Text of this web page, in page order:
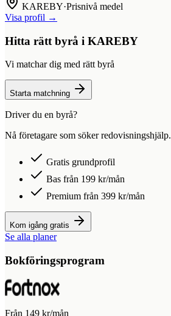
KAREBY·Prisnivå medel
Visa profil →
Hitta rätt byrå i KAREBY
Vi matchar dig med rätt byrå
Starta matchning
Driver du en byrå?
Nå företagare som söker redovisningshjälp.
Gratis grundprofil
Bas från 199 kr/mån
Premium från 399 kr/mån
Kom igång gratis
Se alla planer
Bokföringsprogram
Från 149 kr/mån